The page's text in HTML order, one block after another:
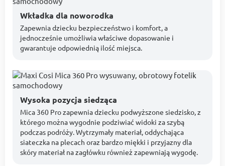
Wkładka dla noworodka
Zapewnia dziecku bezpieczeństwo i komfort, a
jednocześnie umożliwia właściwe dopasowanie i
gwarantuje odpowiednią ilość miejsca.
Wysoka pozycja siedząca
Mica 360 Pro zapewnia dziecku podwyższone siedzisko, z
którego można wygodnie podziwiać widoki za szybą
podczas podróży. Wytrzymały materiał, oddychająca
siateczka na plecach oraz bardzo miękki i przyjazny dla
skóry materiał na zagłówku również zapewniają wygodę.